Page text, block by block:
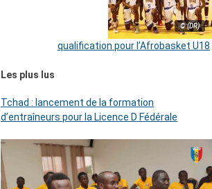
© (DR)
qualification pour l’Afrobasket U18
Les plus lus
Tchad : lancement de la formation
d’entraîneurs pour la Licence D Fédérale